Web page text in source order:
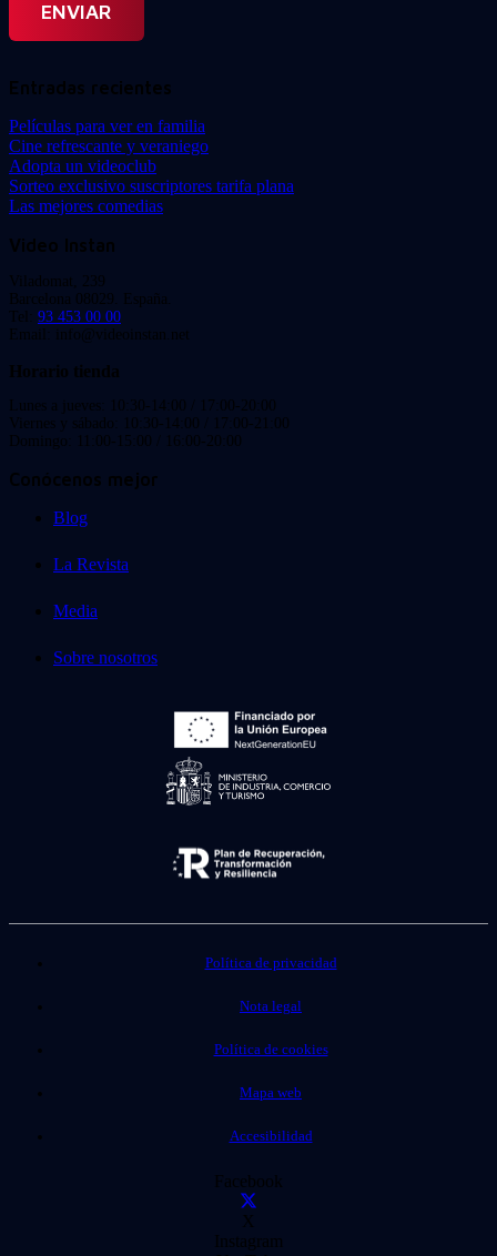
Entradas recientes
Películas para ver en familia
Cine refrescante y veraniego
Adopta un videoclub
Sorteo exclusivo suscriptores tarifa plana
Las mejores comedias
Video Instan
Viladomat, 239
Barcelona 08029. España.
Tel: 93 453 00 00
Email: info@videoinstan.net
Horario tienda
Lunes a jueves: 10:30-14:00 / 17:00-20:00
Viernes y sábado: 10:30-14:00 / 17:00-21:00
Domingo: 11:00-15:00 / 16:00-20:00
Conócenos mejor
Blog
La Revista
Media
Sobre nosotros
Política de privacidad
Nota legal
Política de cookies
Mapa web
Accesibilidad
Facebook
X
Instagram